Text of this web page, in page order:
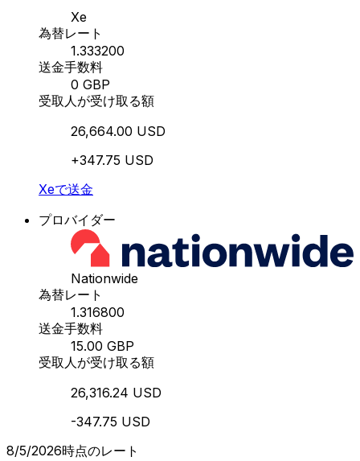
Xe
為替レート
1.333200
送金手数料
0 GBP
受取人が受け取る額
26,664.00 USD
+347.75 USD
Xeで送金
プロバイダー
Nationwide
為替レート
1.316800
送金手数料
15.00 GBP
受取人が受け取る額
26,316.24 USD
-347.75 USD
8/5/2026時点のレート